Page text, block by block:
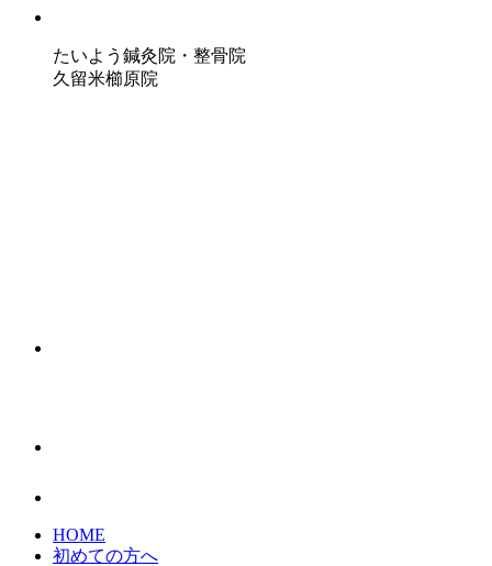
たいよう鍼灸院・整骨院
久留米櫛原院
HOME
初めての方へ